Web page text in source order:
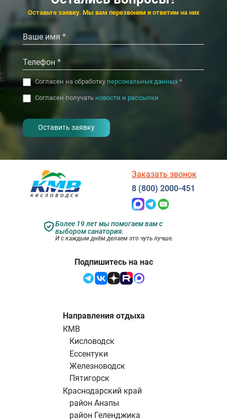
‹ ›
‹ ›
Оставьте заявку. Мы вам перезвоним и ответим на них
Согласен на обработку персональных данных*
Согласен получать новости и рассылки
Подпишитесь на нас
Более 19 лет мы помогаем вам с
выбором санатория.
И с каждым днём делаем это чуть лучше.
Заказать звонок
8 (800) 2000-451
Направления отдыха
КМВ
Кисловодск
Ессентуки
Железноводск
Пятигорск
Краснодарский край
район Анапы
район Геленджика